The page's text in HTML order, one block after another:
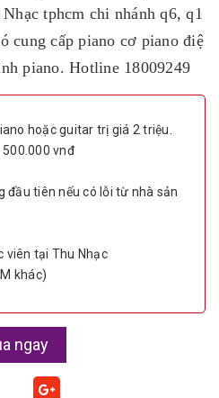
tphcm chi nhánh q6, q1
cung cấp piano cơ piano điệ
piano. Hotline 18009249
hoặc guitar trị giá 2 triệu.
vnđ
đầu tiên nếu có lỗi từ nhà sản
viên tại Thu Nhạc
khác)
ngay